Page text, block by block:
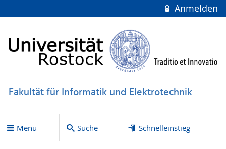
Anmelden
Fakultät für Informatik und Elektrotechnik
Menü Suche Schnelleinstieg